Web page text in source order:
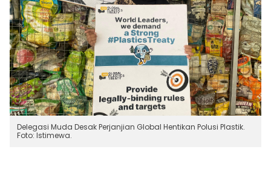
Delegasi Muda Desak Perjanjian Global Hentikan Polusi Plastik.
Foto: Istimewa.